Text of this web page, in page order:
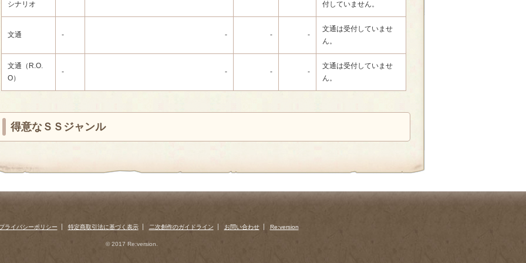
シナリオ 付していません。
文通 - - - -
文通は受付していませ
ん。
文通（R.O.
O）
- - - -
文通は受付していませ
ん。
得意なＳＳジャンル
ライバシーポリシー 特定商取引法に基づく表示 二次創作のガイドライン お問い合わせ Re:version
© 2017 Re:version.